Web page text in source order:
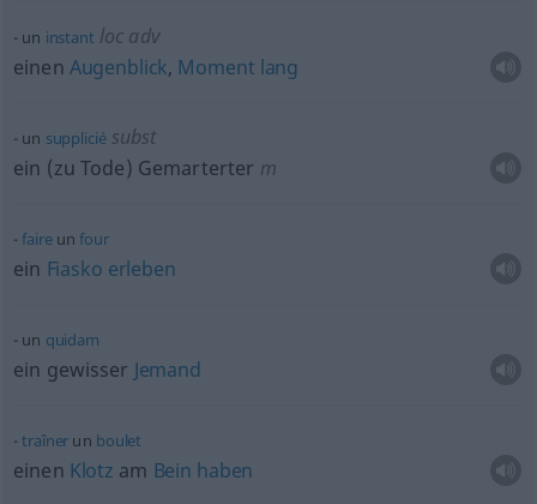
un instant loc adv
einen Augenblick, Moment lang
un suppliciésubst
ein (zu Tode) Gemarterter m
faireunfour
ein Fiasko erleben
un quidam
ein gewisser Jemand
traîner un boulet
einen Klotz am Bein haben